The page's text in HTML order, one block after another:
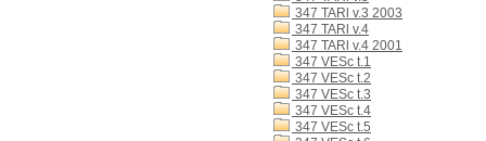
347 TARl v.3 2003
347 TARl v.4
347 TARl v.4 2001
347 VESc t.1
347 VESc t.2
347 VESc t.3
347 VESc t.4
347 VESc t.5